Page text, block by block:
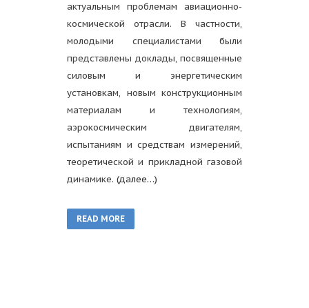
актуальным проблемам авиационно-
космической отрасли. В частности,
молодыми специалистами были
представлены доклады, посвященные
силовым и энергетическим
установкам, новым конструкционным
материалам и технологиям,
аэрокосмическим двигателям,
испытаниям и средствам измерений,
теоретической и прикладной газовой
динамике. (далее…)
READ MORE